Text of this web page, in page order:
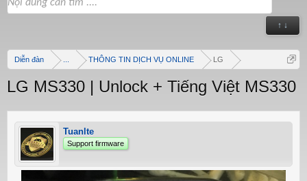
↑ ↓
Diễn đàn THÔNG TIN DỊCH VỤ ONLINE LG
LG MS330 | Unlock + Tiếng Việt MS330
Tuanlte
Support firmware